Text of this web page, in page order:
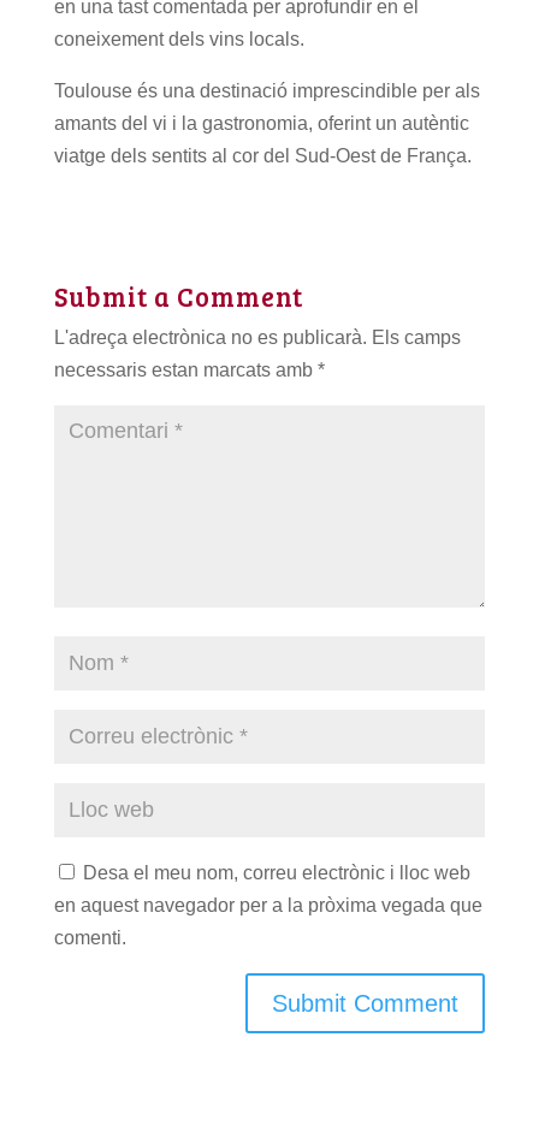
en una tast comentada per aprofundir en el
coneixement dels vins locals.
Toulouse és una destinació imprescindible per als
amants del vi i la gastronomia, oferint un autèntic
viatge dels sentits al cor del Sud-Oest de França.
Submit a Comment
L'adreça electrònica no es publicarà. Els camps
necessaris estan marcats amb *
Desa el meu nom, correu electrònic i lloc web
en aquest navegador per a la pròxima vegada que
comenti.